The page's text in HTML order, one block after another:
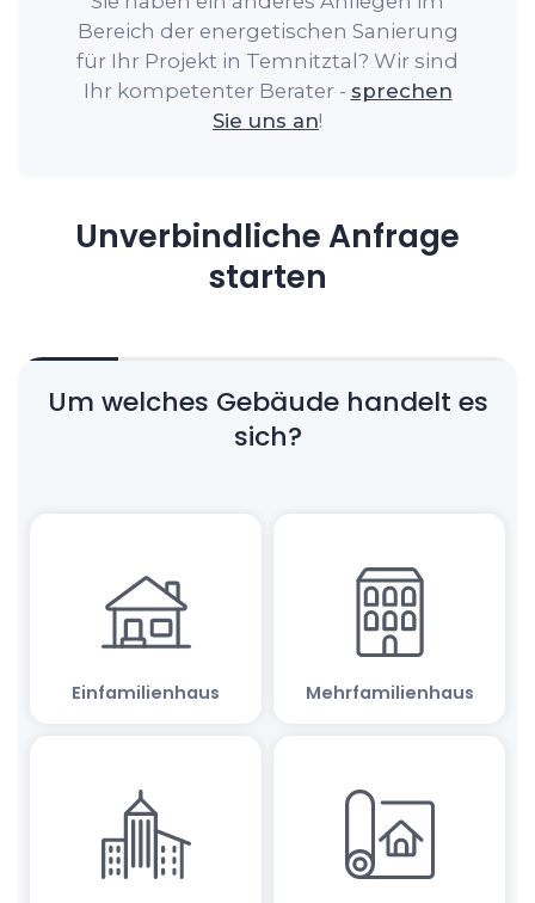
Bereich der energetischen Sanierung
für Ihr Projekt in Temnitztal? Wir sind
Ihr kompetenter Berater - sprechen
Sie uns an!
Unverbindliche Anfrage
starten